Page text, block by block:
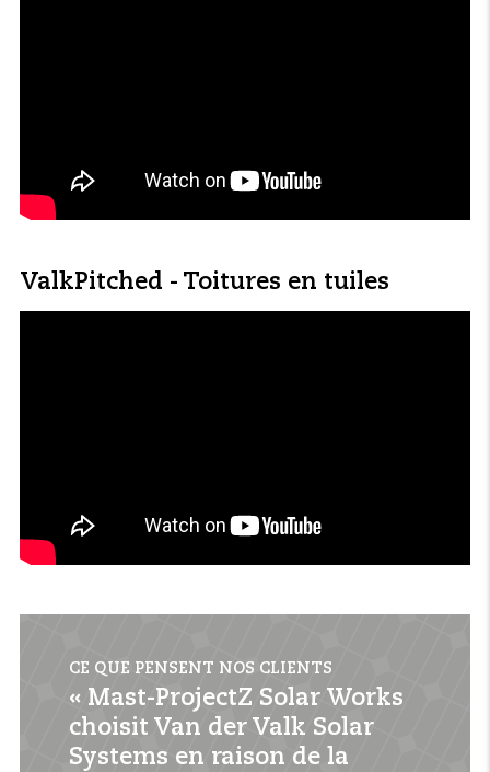
ValkPitched - Toitures en tuiles
CE QUE PENSENT NOS CLIENTS
« Mast-ProjectZ Solar Works
choisit Van der Valk Solar
Systems en raison de la